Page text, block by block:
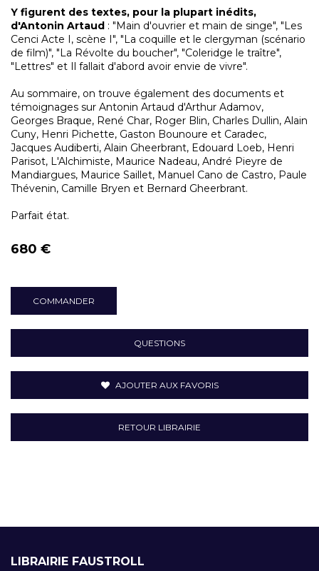
Y figurent des textes, pour la plupart inédits,
d'Antonin Artaud : "Main d'ouvrier et main de singe", "Les
Cenci Acte I, scène I", "La coquille et le clergyman (scénario
de film)", "La Révolte du boucher", "Coleridge le traître",
"Lettres" et Il fallait d'abord avoir envie de vivre".
Au sommaire, on trouve également des documents et
témoignages sur Antonin Artaud d'Arthur Adamov,
Georges Braque, René Char, Roger Blin, Charles Dullin, Alain
Cuny, Henri Pichette, Gaston Bounoure et Caradec,
Jacques Audiberti, Alain Gheerbrant, Edouard Loeb, Henri
Parisot, L'Alchimiste, Maurice Nadeau, André Pieyre de
Mandiargues, Maurice Saillet, Manuel Cano de Castro, Paule
Thévenin, Camille Bryen et Bernard Gheerbrant.
Parfait état.
680 €
COMMANDER
QUESTIONS
AJOUTER AUX FAVORIS
RETOUR LIBRAIRIE
LIBRAIRIE FAUSTROLL